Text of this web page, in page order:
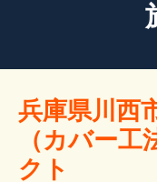
兵庫県川西
（カバー
クト